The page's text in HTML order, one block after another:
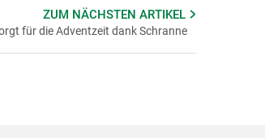
ZUM NÄCHSTENARTIKEL
für die Adventzeit dank Schranne